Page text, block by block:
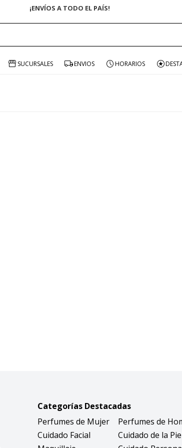
¡ENVÍOS A TODO EL PAÍS!
SUCURSALES ENVIOS HORARIOS
Categorías Destacadas
Perfumes de Mujer
Perfumes de
Cuidado Facial
Cuidado de la